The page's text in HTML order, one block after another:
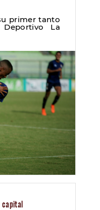
primer tanto
La
capital